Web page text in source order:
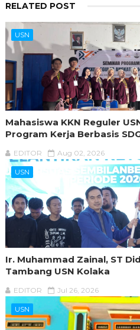
RELATED POST
USN
Mahasiswa KKN Reguler
Program Kerja Berbasis
EDITOR Aug 02, 2026
USN
Ir. Muhammad Zainal, ST
Tambang USN Kolaka
EDITOR Jul 26, 2026
USN